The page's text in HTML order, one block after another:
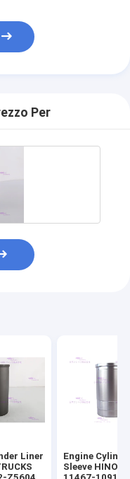
Per
Liner
Engine
Sleeve HINO